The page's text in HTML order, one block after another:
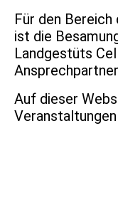
Für den
ist die
Landgestüts
Auf dieser